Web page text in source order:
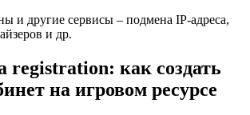
и другие сервисы – подмена IP-адреса,
и др.
registration: как создать
на игровом ресурсе